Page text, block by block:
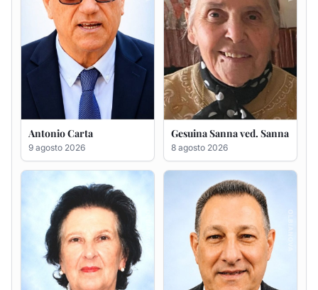
Antonio Carta
9 agosto 2026
Gesuina Sanna ved. Sanna
8 agosto 2026